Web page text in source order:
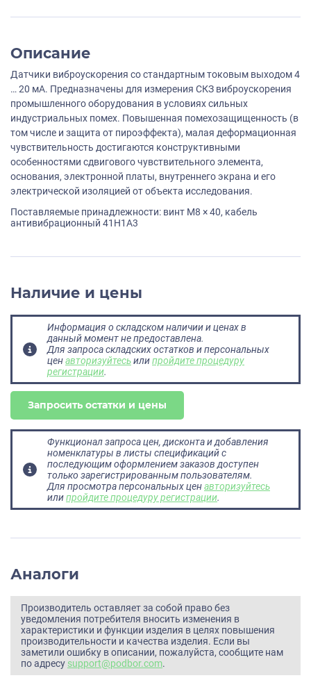
Описание
Датчики виброускорения со стандартным токовым выходом 4
… 20 мА. Предназначены для измерения СКЗ виброускорения
промышленного оборудования в условиях сильных
индустриальных помех. Повышенная помехозащищенность (в
том числе и защита от пироэффекта), малая деформационная
чувствительность достигаются конструктивными
особенностями сдвигового чувствительного элемента,
основания, электронной платы, внутреннего экрана и его
электрической изоляцией от объекта исследования.
Поставляемые принадлежности: винт M8 × 40, кабель
антивибрационный 41H1A3
Наличие и цены
Информация о складском наличии и ценах в
данный момент не предоставлена.
Для запроса складских остатков и персональных
ценавторизуйтесьилипройдите процедуру
регистрации.
Запросить остатки и цены
Функционал запроса цен, дисконта и добавления
номенклатуры в листы спецификаций с
последующим оформлением заказов доступен
только зарегистрированным пользователям.
Для просмотра персональных ценавторизуйтесь
илипройдите процедуру регистрации.
Аналоги
Производитель оставляет за собой право без
уведомления потребителя вносить изменения в
характеристики и функции изделия в целях повышения
производительности и качества изделия. Если вы
заметили ошибку в описании, пожалуйста, сообщите нам
по адресу support@podbor.com.